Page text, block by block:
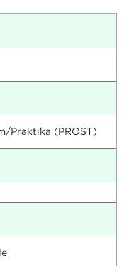
Praktika (PROST)